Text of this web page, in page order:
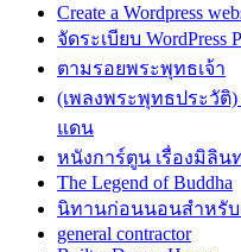
Create a Wordpress
จัดระเบียบ WordPress
ตามรอยพระพุทธเจ้า
(เพลงพระพุทธประวัติ
แดน
หนังการ์ตูน เรื่องมิลิ
The Legend of Buddha
นิทานก่อนนอนสำหรับ
general contractor